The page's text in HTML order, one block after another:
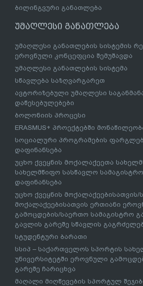
ბილინგვური განათლება
უმაღლესი განათლება
უმაღლესი განათლების სისტემის
ეროვნული კონცეფცია შემუშავდა
უმაღლესი განათლების სისტემა
სწავლება საზღვარგარეთ
ავტორიზებული უმაღლესი
დაწესებულებები
ბოლონიის პროცესი
ERASMUS+ პროექტებში
სოციალური პროგრამების
დაფინანსება
უცხო ქვეყნის მოქალაქეეთა
სახელმწიფო სასწავლო
დაფინანსება
უცხო ქვეყნის
მოქალაქეებისათვის ერთიანი
გამოცდების/საერთო სამაგისტრო
გავლის გარეშე სწავლის
სტუდენტური ბარათი
სსიპ – საქართველოს სპორტის
უნივერსიტეტში ეროვნული
გარეშე ჩარიცხვა
მაღალი მიღწევების სპორტულ